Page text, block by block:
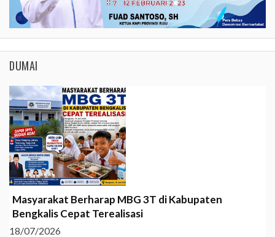
DUMAI
Masyarakat Berharap MBG 3T di Kabupaten
Bengkalis Cepat Terealisasi
18/07/2026